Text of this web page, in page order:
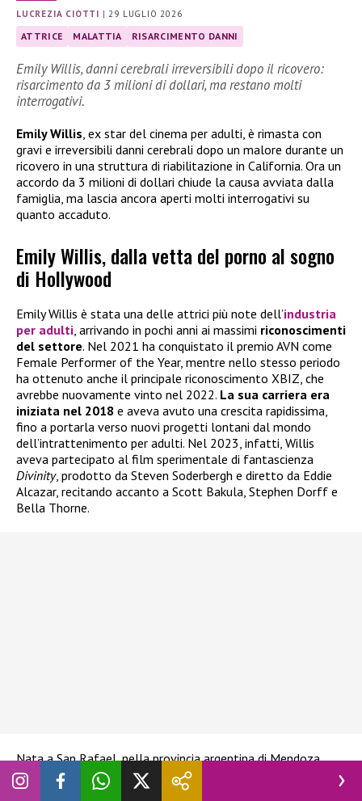
LUCREZIA CIOTTI |29 LUGLIO 2026
ATTRICE MALATTIA RISARCIMENTO DANNI
Emily Willis, danni cerebrali irreversibili dopo il ricovero:
risarcimento da 3 milioni di dollari, ma restano molti
interrogativi.
Emily Willis, ex star del cinema per adulti, è rimasta con
gravi e irreversibili danni cerebrali dopo un malore durante un
ricovero in una struttura di riabilitazione in California. Ora un
accordo da 3 milioni di dollari chiude la causa avviata dalla
famiglia, ma lascia ancora aperti molti interrogativi su
quanto accaduto.
Emily Willis, dalla vetta del porno al sogno
di Hollywood
Emily Willis è stata una delle attrici più note dell’industria
per adulti , arrivando in pochi anni ai massimi riconoscimenti
del settore. Nel 2021 ha conquistato il premio AVN come
Female Performer of the Year, mentre nello stesso periodo
ha ottenuto anche il principale riconoscimento XBIZ, che
avrebbe nuovamente vinto nel 2022. La sua carriera era
iniziata nel 2018 e aveva avuto una crescita rapidissima,
fino a portarla verso nuovi progetti lontani dal mondo
dell’intrattenimento per adulti. Nel 2023, infatti, Willis
aveva partecipato al film sperimentale di fantascienza
Divinity, prodotto da Steven Soderbergh e diretto da Eddie
Alcazar, recitando accanto a Scott Bakula, Stephen Dorff e
Bella Thorne.
Nata a San Rafael, nella provincia argentina di Mendoza,
Willis si era trasferita ancora bambina nello Utah insieme
alla madre. Prima di entrare nel settore aveva studiato